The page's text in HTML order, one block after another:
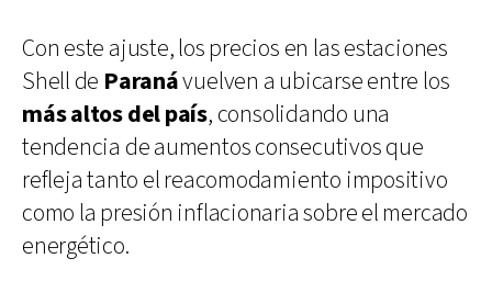
Con este ajuste, los precios en las estaciones
Shell de Paranávuelven a ubicarse entre los
más altos del país, consolidando una
tendencia de aumentos consecutivos que
refleja tanto el reacomodamiento impositivo
como la presión inflacionaria sobre el mercado
energético.